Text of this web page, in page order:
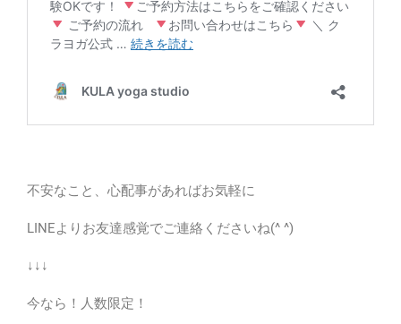
不安なこと、心配事があればお気軽に
LINEよりお友達感覚でご連絡くださいね(^ ^)
↓↓↓
今なら！人数限定！